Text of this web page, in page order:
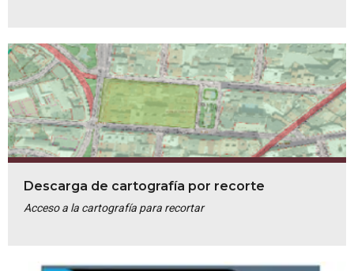
Descarga de cartografía por recorte
Acceso a la cartografía para recortar